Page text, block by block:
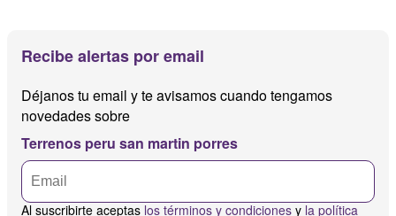
Recibe alertas por email
Déjanos tu email y te avisamos cuando tengamos
novedades sobre
Terrenos peru san martin porres
Al suscribirte aceptas los términos y condiciones y la política